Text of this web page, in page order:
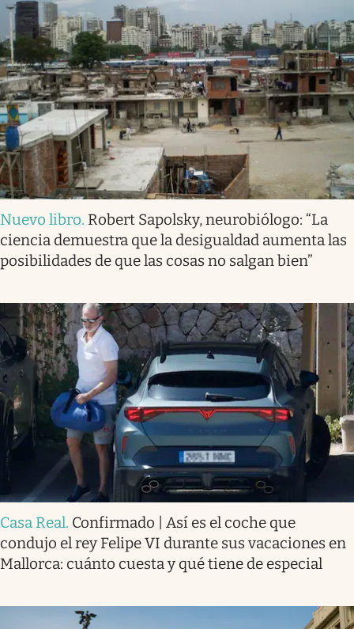
Nuevo libro. Robert Sapolsky, neurobiólogo: “La
ciencia demuestra que la desigualdad aumenta las
posibilidades de que las cosas no salgan bien”
Casa Real. Confirmado | Así es el coche que
condujo el rey Felipe VI durante sus vacaciones en
Mallorca: cuánto cuesta y qué tiene de especial